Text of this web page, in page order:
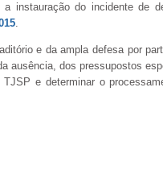
do incidente de
.
e da ampla defesa por
ausência, dos pressupostos
e determinar o